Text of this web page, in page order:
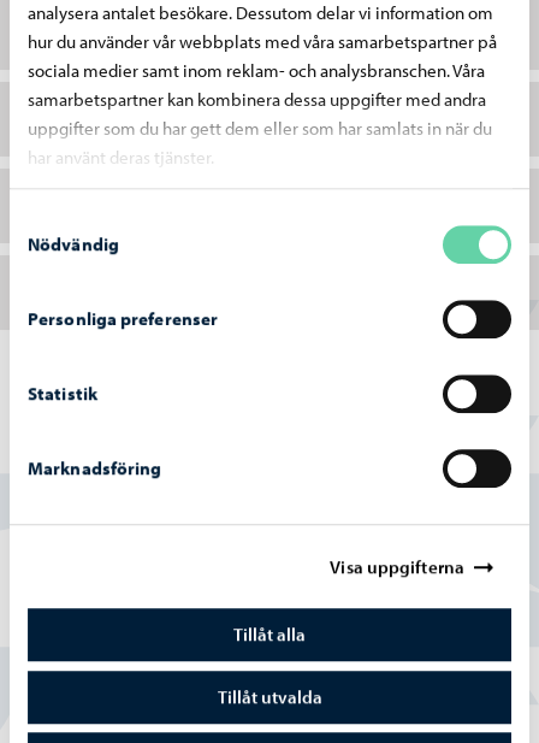
analysera antalet besökare. Dessutom delar vi information om
hur du använder vår webbplats med våra samarbetspartner på
sociala medier samt inom reklam- och analysbranschen. Våra
samarbetspartner kan kombinera dessa uppgifter med andra
uppgifter som du har gett dem eller som har samlats in när du
har använt deras tjänster.
Nödvändig
Personliga preferenser
Statistik
Marknadsföring
Visa uppgifterna
Tillåt alla
Tillåt utvalda
Tillgänglighetsbiblioteket Celia
Flerspråkiga biblioteket
Hittade du vad du sökte?
Nej